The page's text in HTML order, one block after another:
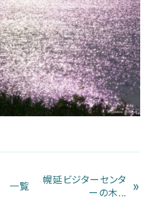
一覧
幌延ビジターセンタ
ーの木...
»